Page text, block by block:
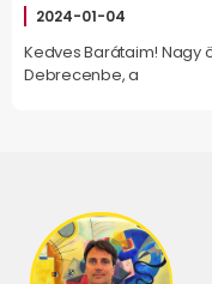
2024-01-04
Kedves Barátaim! Nagy
Debrecenbe, a